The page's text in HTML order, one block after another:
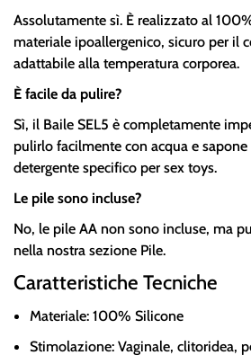
Assolutamente sì. È realizzato al
materiale ipoallergenico, sicuro per il
adattabile alla temperatura corporea.
È facile da pulire?
Sì, il Baile SEL5 è completamente
pulirlo facilmente con acqua e
detergente specifico per sex toys.
Le pile sono incluse?
No, le pile AA non sono incluse, ma
nella nostra sezione Pile.
Caratteristiche Tecniche
Materiale: 100% Silicone
Stimolazione: Vaginale, clitoridea,